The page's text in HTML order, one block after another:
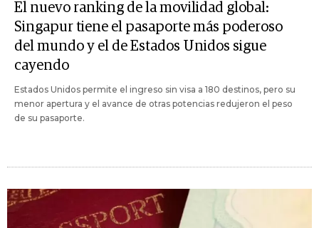
El nuevo ranking de la movilidad global:
Singapur tiene el pasaporte más poderoso
del mundo y el de Estados Unidos sigue
cayendo
Estados Unidos permite el ingreso sin visa a 180 destinos, pero su
menor apertura y el avance de otras potencias redujeron el peso
de su pasaporte.